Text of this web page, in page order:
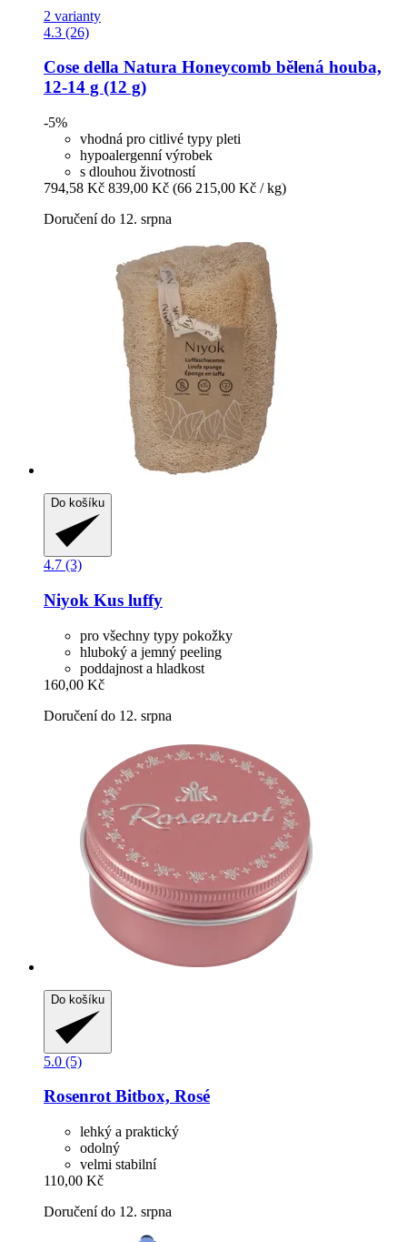
2 varianty
4.3 (26)
Cose della Natura Honeycomb bělená houba,
12-​14 g (12 g)
-5%
vhodná pro citlivé typy pleti
hypoalergenní výrobek
s dlouhou životností
794,58 Kč 839,00 Kč (66 215,00 Kč / kg)
Doručení do 12. srpna
Do košíku
4.7 (3)
Niyok Kus luffy
pro všechny typy pokožky
hluboký a jemný peeling
poddajnost a hladkost
160,00 Kč
Doručení do 12. srpna
Do košíku
5.0 (5)
RosenrotBitbox, Rosé
lehký a praktický
odolný
velmi stabilní
110,00 Kč
Doručení do 12. srpna